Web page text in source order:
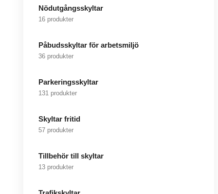
Nödutgångsskyltar
16 produkter
Påbudsskyltar för arbetsmiljö
36 produkter
Parkeringsskyltar
131 produkter
Skyltar fritid
57 produkter
Tillbehör till skyltar
13 produkter